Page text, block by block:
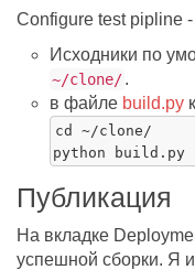
Configure test pipline
Исходники по
~/clone/.
в файле build.py
cd ~/clone/
Публикация
На вкладке
успешной сборки. Я